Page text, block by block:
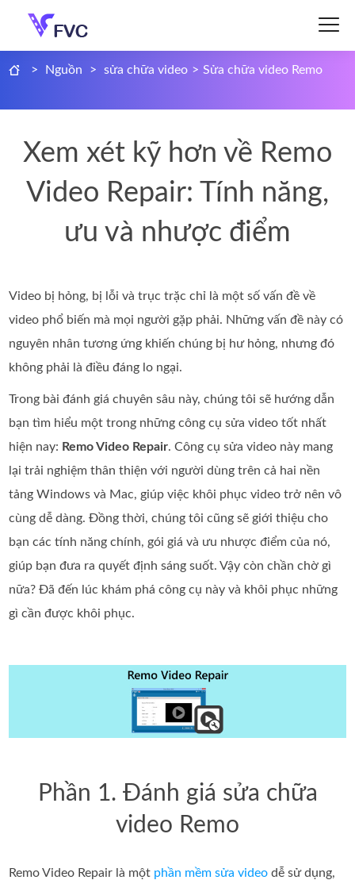
> Nguồn > sửa chữa video > Sửa chữa video Remo
Xem xét kỹ hơn về Remo
Video Repair: Tính năng,
ưu và nhược điểm
Video bị hỏng, bị lỗi và trục trặc chỉ là một số vấn đề về
video phổ biến mà mọi người gặp phải. Những vấn đề này có
nguyên nhân tương ứng khiến chúng bị hư hỏng, nhưng đó
không phải là điều đáng lo ngại.
Trong bài đánh giá chuyên sâu này, chúng tôi sẽ hướng dẫn
bạn tìm hiểu một trong những công cụ sửa video tốt nhất
hiện nay: Remo Video Repair. Công cụ sửa video này mang
lại trải nghiệm thân thiện với người dùng trên cả hai nền
tảng Windows và Mac, giúp việc khôi phục video trở nên vô
cùng dễ dàng. Đồng thời, chúng tôi cũng sẽ giới thiệu cho
bạn các tính năng chính, gói giá và ưu nhược điểm của nó,
giúp bạn đưa ra quyết định sáng suốt. Vậy còn chần chờ gì
nữa? Đã đến lúc khám phá công cụ này và khôi phục những
gì cần được khôi phục.
Phần 1. Đánh giá sửa chữa
video Remo
Remo Video Repair là một phần mềm sửa video dễ sử dụng,